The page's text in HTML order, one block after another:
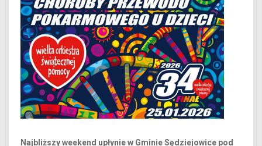
Najbliższy weekend upłynie w Gminie Sędziejowice pod